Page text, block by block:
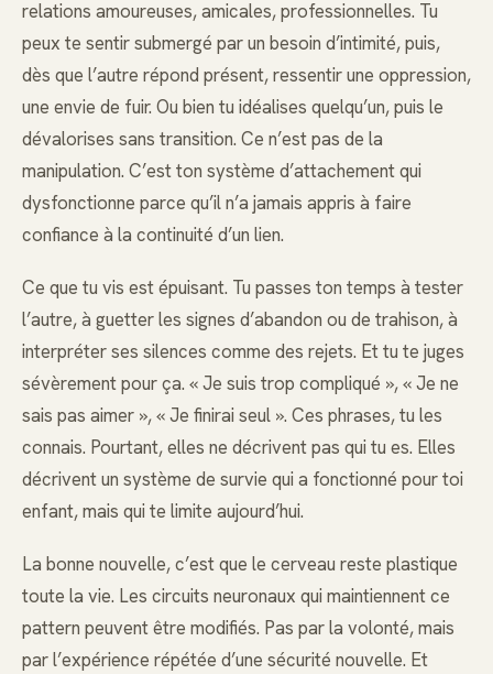
relations amoureuses, amicales, professionnelles. Tu
peux te sentir submergé par un besoin d’intimité, puis,
dès que l’autre répond présent, ressentir une oppression,
une envie de fuir. Ou bien tu idéalises quelqu’un, puis le
dévalorises sans transition. Ce n’est pas de la
manipulation. C’est ton système d’attachement qui
dysfonctionne parce qu’il n’a jamais appris à faire
confiance à la continuité d’un lien.
Ce que tu vis est épuisant. Tu passes ton temps à tester
l’autre, à guetter les signes d’abandon ou de trahison, à
interpréter ses silences comme des rejets. Et tu te juges
sévèrement pour ça. « Je suis trop compliqué », « Je ne
sais pas aimer », « Je finirai seul ». Ces phrases, tu les
connais. Pourtant, elles ne décrivent pas qui tu es. Elles
décrivent un système de survie qui a fonctionné pour toi
enfant, mais qui te limite aujourd’hui.
La bonne nouvelle, c’est que le cerveau reste plastique
toute la vie. Les circuits neuronaux qui maintiennent ce
pattern peuvent être modifiés. Pas par la volonté, mais
par l’expérience répétée d’une sécurité nouvelle. Et